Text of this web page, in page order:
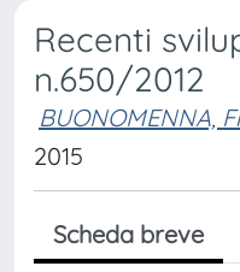
Recenti
n.650/2012
BUONOMENNA,
2015
Scheda breve